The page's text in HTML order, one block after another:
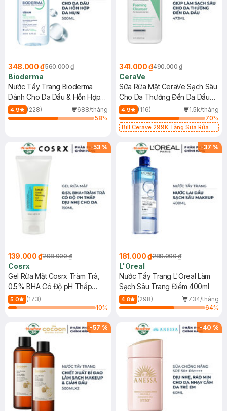
348.000 ₫560.000 ₫
Bioderma
Nước Tẩy Trang Bioderma
Dành Cho Da Dầu & Hỗn Hợp
500ml
4.9 (228)
688/tháng
58%
341.000 ₫490.000 ₫
CeraVe
Sữa Rửa Mặt CeraVe Sạch Sâu
Cho Da Thường Đến Da Dầu
473ml
4.9 (116)
1.5k/tháng
70%
Bill Cerave 299K Tặng Sữa Rửa
-53 %
139.000 ₫298.000 ₫
Cosrx
Gel Rửa Mặt Cosrx Tràm Trà,
0.5% BHA Có Độ pH Thấp
150ml
5.0
(173)
10%
-37 %
181.000 ₫289.000 ₫
L'Oreal
Nước Tẩy Trang L'Oreal Làm
Sạch Sâu Trang Điểm 400ml
4.8 (298)
734/tháng
64%
-57 % -40 %